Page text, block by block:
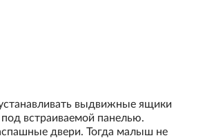
выдвижные ящики
встраиваемой панелью.
двери. Тогда малыш не